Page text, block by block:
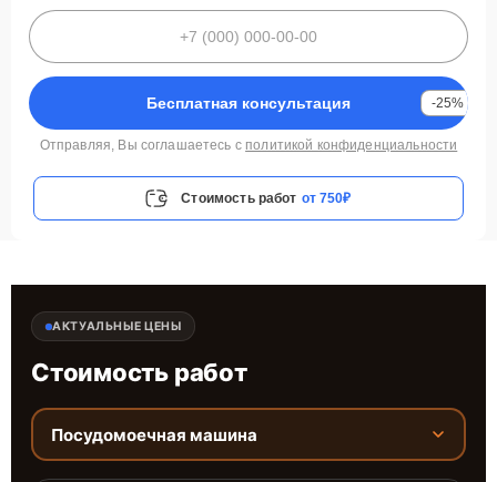
Бесплатная консультация -25%
Отправляя, Вы соглашаетесь с политикой конфиденциальности
Стоимость работ от 750₽
АКТУАЛЬНЫЕ ЦЕНЫ
Стоимость работ
Посудомоечная машина